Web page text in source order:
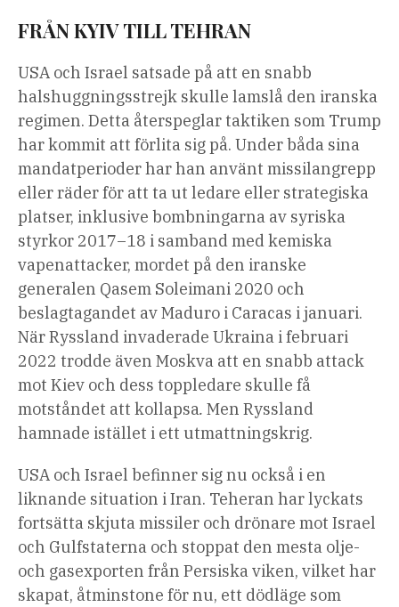
FRÅN KYIV TILL TEHRAN
USA och Israel satsade på att en snabb
halshuggningsstrejk skulle lamslå den iranska
regimen. Detta återspeglar taktiken som Trump
har kommit att förlita sig på. Under båda sina
mandatperioder har han använt missilangrepp
eller räder för att ta ut ledare eller strategiska
platser, inklusive bombningarna av syriska
styrkor 2017–18 i samband med kemiska
vapenattacker, mordet på den iranske
generalen Qasem Soleimani 2020 och
beslagtagandet av Maduro i Caracas i januari.
När Ryssland invaderade Ukraina i februari
2022 trodde även Moskva att en snabb attack
mot Kiev och dess toppledare skulle få
motståndet att kollapsa. Men Ryssland
hamnade istället i ett utmattningskrig.
USA och Israel befinner sig nu också i en
liknande situation i Iran. Teheran har lyckats
fortsätta skjuta missiler och drönare mot Israel
och Gulfstaterna och stoppat den mesta olje-
och gasexporten från Persiska viken, vilket har
skapat, åtminstone för nu, ett dödläge som